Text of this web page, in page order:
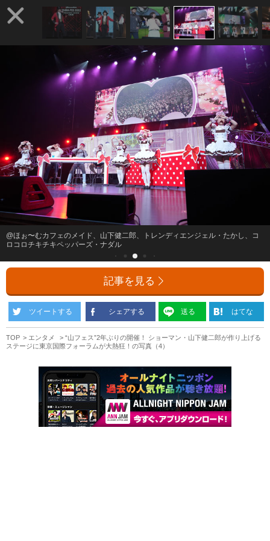
@ほぉ〜むカフェのメイド、山下健二郎、トレンディエンジェル・たかし、コ
ロコロチキチキペッパーズ・ナダル
記事を見る
ツイートする シェアする 送る はてな
TOP エンタメ
“山フェス”2年ぶりの開催！ ショーマン・山下健二郎が作り上げる
ステージに東京国際フォーラムが大熱狂！の写真（4）